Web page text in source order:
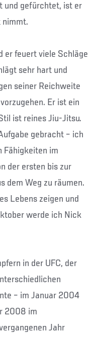
und gefürchtet, ist er
nimmt.
er feuert viele Schläge
sehr hart und
seiner Reichweite
Er ist ein
ist reines Jiu-Jitsu.
gebracht – ich
Fähigkeiten im
der ersten bis zur
dem Weg zu räumen.
Lebens zeigen und
werde ich Nick
in der UFC, der
– im Januar 2004
2008 im
Jahr